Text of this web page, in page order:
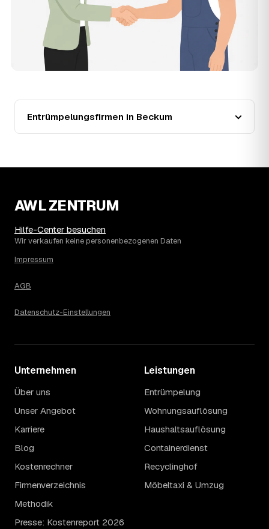
der Entrümpler, den Sie selbst auswählen.
Was kostet die Entrümpelung einer normalen
Wohnung in Beckum?
Für eine durchschnittliche Wohnung mit rund 65 m² liegen
die Kosten in Beckum bei etwa 1.840 €, das entspricht im
Schnitt rund 31,6 € je Quadratmeter. Zugänglichkeit
den Preis nach oben oder unten — den genauen
Festpreis nennt Ihnen der Entrümpler nach kurzer
Beschreibung.
13 Werden Entrümpelungen in Beckum in Zukunft
Seit 2021 verlief die Preisentwicklung in Beckum fallend
Daten zeigen: Wer frühzeitig anfragt, sichert sich das
wie sich der Markt weiterentwickelt.
14
Warum schwankt der Preis zwischen 540 und
Zugänglichkeit: Ein einzelner Keller oder Dachboden liegt
Auch anrechenbare Wertgegenstände oder ein hoher
Betrag für Ihren Fall erfahren Sie erst nach einer kurzen,
Entrümpelungsfirmen in Beckum
AWL ZENTRUM
Hilfe-Center besuchen
Wir verkaufen keine personenbezogenen Daten
Impressum
AGB
Datenschutz-Einstellungen
Unternehmen
Über uns
Unser Angebot
Karriere
Blog
Kostenrechner
Firmenverzeichnis
Methodik
Presse: Kostenreport 2026
Leistungen
Entrümpelung
Wohnungsauflösung
Haushaltsauflösung
Containerdienst
Recyclinghof
Möbeltaxi & Umzug